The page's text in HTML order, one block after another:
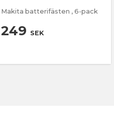
Makita batterifästen , 6-pack
249 SEK